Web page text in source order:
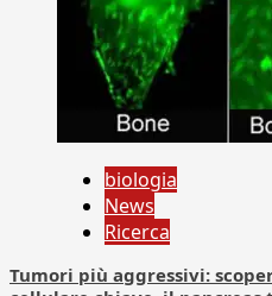
biologia
News
Ricerca
Tumori più aggressivi: